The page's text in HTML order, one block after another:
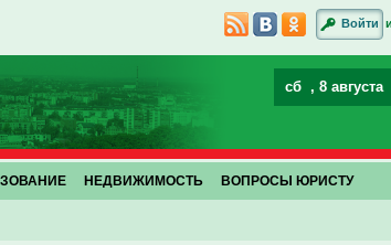
Войти
сб , 8 августа
НЕДВИЖИМОСТЬ ВОПРОСЫ ЮРИСТУ